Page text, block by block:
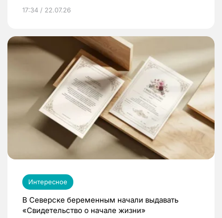
17:34 / 22.07.26
Интересное
В Северске беременным начали выдавать
«Свидетельство о начале жизни»